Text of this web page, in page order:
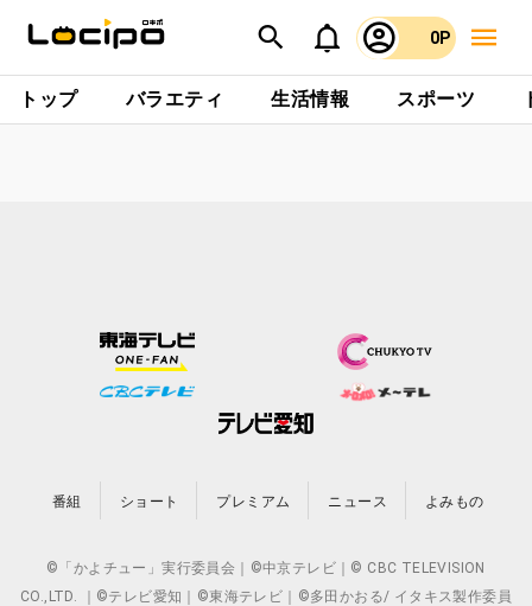
0P
トップ バラエティ 生活情報 スポーツ
番組 ショート プレミアム ニュース よみもの
©「かよチュー」実行委員会｜©中京テレビ｜© CBC TELEVISION
CO.,LTD. ｜©テレビ愛知｜©東海テレビ｜©多田かおる/ イタキス製作委員